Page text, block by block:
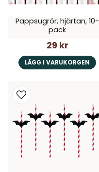
Pappsugrör, hjärtan, 10-
pack
29 kr
LÄGG I VARUKORGEN